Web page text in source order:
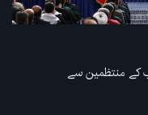
کے منتظمین سے